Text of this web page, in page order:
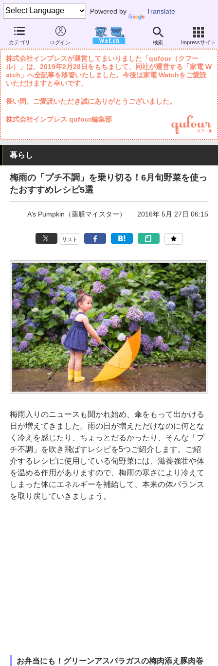
Powered by Translate
カテゴリ ログイン 検索 Impressサイト
家電 Watch 暮らし メニュー・食材 料理とコツ
株式会社インプレスが運営してまいりました「qufour（クフー
ル）」は、2019年2月28日をもちまして、同社が運営する「家電 W
atch」へ全記事を移管いたしました。今後は家電 Watchをご愛読
いただけますと幸いです。
長い間、ご愛読いただき誠にありがとうございました。
株式会社インプレス qufour編集部
暮らし
梅雨の「プチ不調」を乗り切る！6月旬野菜を使っ
たおすすめレシピ5選
A's Pumpkin（薬膳マイスター） 2016年 5月 27日 06:15
リスト
梅雨入りのニュースも聞かれ始め、傘をもって出かける
日が増えてきました。雨の日が増えただけなのに何とな
く冷えを感じたり、ちょっとだるかったり、そんな「プ
チ不調」を吹き飛ばすレシピを5つご紹介します。ご紹
介するレシピに使用している旬野菜には、滋養強壮や体
を温める作用がありますので、梅雨の寒さにより冷えて
しまった体にエネルギーを補給して、本来の体バランス
を取り戻していきましょう。
お弁当にも！グリーンアスパラガスの梅肉添え豚肉巻